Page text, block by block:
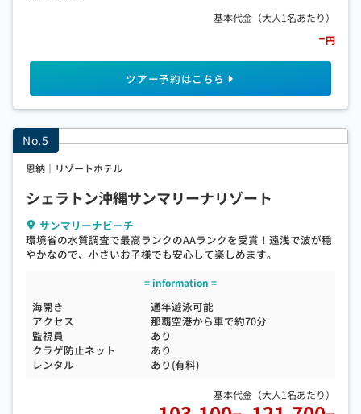
-円
恩納｜リゾートホテル
シェラトン沖縄サンマリーナリゾート
サンマリーナビーチ
環境省の水質調査で最高ランクのAAランクを受賞！遠浅で波が穏
やかなので、小さいお子様でも安心して楽しめます。
海開き
通年遊泳可能
アクセス
那覇空港から車で約70分
監視員
あり
クラゲ防止ネット
あり
レンタル
あり(有料)